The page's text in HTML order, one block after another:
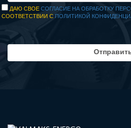
ДАЮ СВОЕСОГЛАСИЕ НА ОБРАБОТКУ
СООТВЕТСТВИИ СПОЛИТИКОЙ